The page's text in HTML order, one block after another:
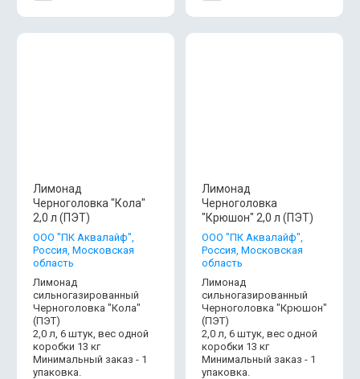
Лимонад
Черноголовка "Кола"
2,0 л (ПЭТ)
OOO "ПК Аквалайф",
Россия, Московская
область
Лимонад
сильногазированный
Черноголовка "Кола"
(ПЭТ)
2,0 л, 6 штук, вес одной
коробки 13 кг
Минимальный заказ - 1
упаковка.
Лимонад
Черноголовка
"Крюшон" 2,0 л (ПЭТ)
OOO "ПК Аквалайф",
Россия, Московская
область
Лимонад
сильногазированный
Черноголовка "Крюшон"
(ПЭТ)
2,0 л, 6 штук, вес одной
коробки 13 кг
Минимальный заказ - 1
упаковка.